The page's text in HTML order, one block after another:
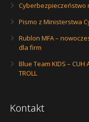
Cyberbezpieczeństwo
Pismo z Ministerstwa
Rublon MFA –
dla firm
Blue Team KIDS –
TROLL
Kontakt